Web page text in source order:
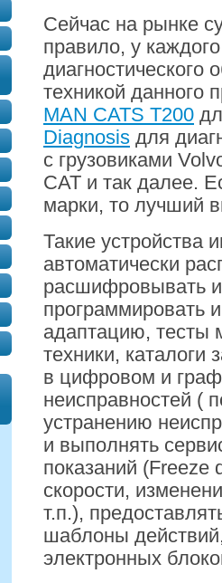
Сейчас на рынке
правило, у
диагностического
техникой данного
MAN CATS T200
Diagnosis для
с грузовиками
CAT и так далее.
марки, то лучший
Такие устройства
автоматически
расшифровывать
программировать
адаптацию, тесты
техники, каталоги
в цифровом и
неисправностей (
устранению
и выполнять
показаний (Freeze
скорости,
т.п.),
шаблоны
электронных